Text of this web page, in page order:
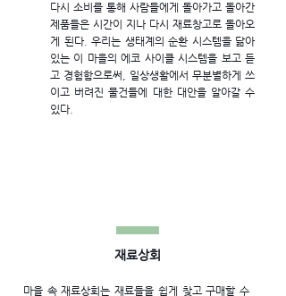
다시 소비를 통해 사람들에게 돌아가고 돌아간
제품들은 시간이 지나 다시 재료창고로 돌아오
게 된다. 우리는 생태계의 순환 시스템을 닮아
있는 이 마을의 에코 사이클 시스템을 보고 듣
고 경험함으로써, 일상생활에서 무분별하게 쓰
이고 버려진 물건들에
대한 대안을 알아갈 수
있다.
재료상회
마을 속 재료상회는 재료들을 쉽게 찾고 구매할 수